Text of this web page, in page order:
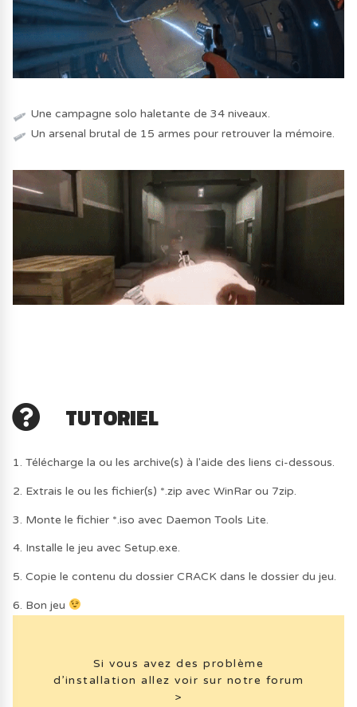
Une campagne solo haletante de 34 niveaux.
Un arsenal brutal de 15 armes pour retrouver la mémoire.
TUTORIEL
1. Télécharge la ou les archive(s) à l'aide des liens ci-dessous.
2. Extrais le ou les fichier(s) *.zip avec WinRar ou 7zip.
3. Monte le fichier *.iso avec Daemon Tools Lite.
4. Installe le jeu avec Setup.exe.
5. Copie le contenu du dossier CRACK dans le dossier du jeu.
6. Bon jeu
Si vous avez des problème
d’installation allez voir sur notre forum
>